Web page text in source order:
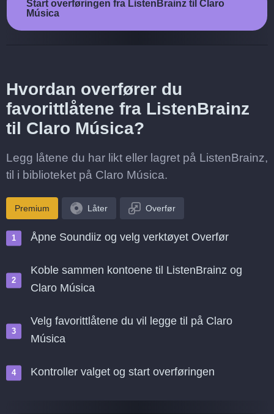
Start overføringen fra ListenBrainz til Claro
Música
Hvordan overfører du
favorittlåtene fra ListenBrainz
til Claro Música?
Legg låtene du har likt eller lagret på ListenBrainz,
til i biblioteket på Claro Música.
Premium Låter Overfør
Åpne Soundiiz og velg verktøyet Overfør
Koble sammen kontoene til ListenBrainz og
Claro Música
Velg favorittlåtene du vil legge til på Claro
Música
Kontroller valget og start overføringen